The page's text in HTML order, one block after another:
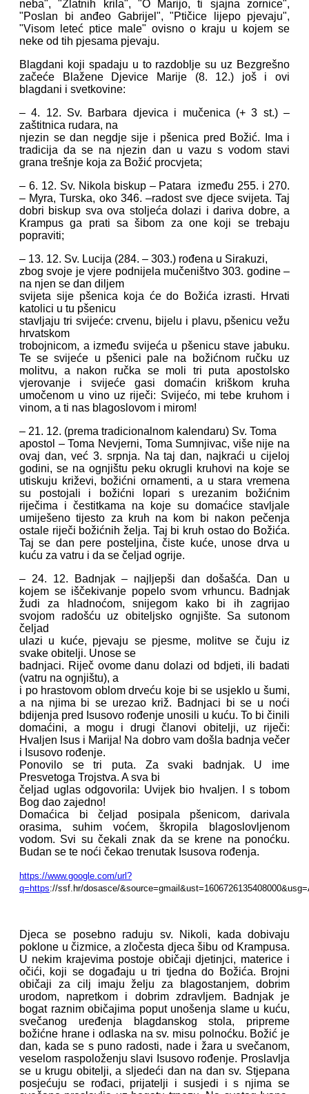
neba", "Zlatnih krila", "O Marijo, ti sjajna zornice",
"Poslan bi anđeo Gabrijel", "Ptičice lijepo pjevaju",
"Visom leteć ptice male" ovisno o kraju u kojem se
neke od tih pjesama pjevaju.
Blagdani koji spadaju u to razdoblje su uz Bezgrešno
začeće Blažene Djevice Marije (8. 12.) još i ovi
blagdani i svetkovine:
– 4. 12. Sv. Barbara djevica i mučenica (+ 3 st.) –
zaštitnica rudara, na
njezin se dan negdje sije i pšenica pred Božić. Ima i
tradicija da se na njezin dan u vazu s vodom stavi
grana trešnje koja za Božić procvjeta;
– 6. 12. Sv. Nikola biskup – Patara između 255. i 270.
– Myra, Turska, oko 346. –radost sve djece svijeta. Taj
dobri biskup sva ova stoljeća dolazi i dariva dobre, a
Krampus ga prati sa šibom za one koji se trebaju
popraviti;
– 13. 12. Sv. Lucija (284. – 303.) rođena u Sirakuzi,
zbog svoje je vjere podnijela mučeništvo 303. godine –
na njen se dan diljem
svijeta sije pšenica koja će do Božića izrasti. Hrvati
katolici u tu pšenicu
stavljaju tri svijeće: crvenu, bijelu i plavu, pšenicu vežu
hrvatskom
trobojnicom, a između svijeća u pšenicu stave jabuku.
Te se svijeće u pšenici pale na božićnom ručku uz
molitvu, a nakon ručka se moli tri puta apostolsko
vjerovanje i svijeće gasi domaćin kriškom kruha
umočenom u vino uz riječi: Svijećo, mi tebe kruhom i
vinom, a ti nas blagoslovom i mirom!
– 21. 12. (prema tradicionalnom kalendaru) Sv. Toma
apostol – Toma Nevjerni, Toma Sumnjivac, više nije na
ovaj dan, već 3. srpnja. Na taj dan, najkraći u cijeloj
godini, se na ognjištu peku okrugli kruhovi na koje se
utiskuju križevi, božićni ornamenti, a u stara vremena
su postojali i božićni lopari s urezanim božićnim
riječima i čestitkama na koje su domaćice stavljale
umiješeno tijesto za kruh na kom bi nakon pečenja
ostale riječi božićnih želja. Taj bi kruh ostao do Božića.
Taj se dan pere posteljina, čiste kuće, unose drva u
kuću za vatru i da se čeljad ogrije.
– 24. 12. Badnjak – najljepši dan došašća. Dan u
kojem se iščekivanje popelo svom vrhuncu. Badnjak
žudi za hladnoćom, snijegom kako bi ih zagrijao
svojom radošću uz obiteljsko ognjište. Sa sutonom
čeljad
ulazi u kuće, pjevaju se pjesme, molitve se čuju iz
svake obitelji. Unose se
badnjaci. Riječ ovome danu dolazi od bdjeti, ili badati
(vatru na ognjištu), a
i po hrastovom oblom drveću koje bi se usjeklo u šumi,
a na njima bi se urezao križ. Badnjaci bi se u noći
bdijenja pred Isusovo rođenje unosili u kuću. To bi činili
domaćini, a mogu i drugi članovi obitelji, uz riječi:
Hvaljen Isus i Marija! Na dobro vam došla badnja večer
i Isusovo rođenje.
Ponovilo se tri puta. Za svaki badnjak. U ime
Presvetoga Trojstva. A sva bi
čeljad uglas odgovorila: Uvijek bio hvaljen. I s tobom
Bog dao zajedno!
Domaćica bi čeljad posipala pšenicom, darivala
orasima, suhim voćem, škropila blagoslovljenom
vodom. Svi su čekali znak da se krene na ponoćku.
Budan se te noći čekao trenutak Isusova rođenja.
https://www.google.com/url?
q=https://ssf.hr/dosasce/
Djeca se posebno raduju sv. Nikoli, kada dobivaju
poklone u čizmice, a zločesta djeca šibu od Krampusa.
U nekim krajevima postoje običaji djetinjci, materice i
očići, koji se događaju u tri tjedna do Božića. Brojni
običaji za cilj imaju želju za blagostanjem, dobrim
urodom, napretkom i dobrim zdravljem. Badnjak je
bogat raznim običajima poput unošenja slame u kuću,
svečanog uređenja blagdanskog stola, pripreme
božićne hrane i odlaska na sv. misu polnoćku. Božić je
dan, kada se s puno radosti, nade i žara u svečanom,
veselom raspoloženju slavi Isusovo rođenje. Proslavlja
se u krugu obitelji, a sljedeći dan na dan sv. Stjepana
posjećuju se rođaci, prijatelji i susjedi i s njima se